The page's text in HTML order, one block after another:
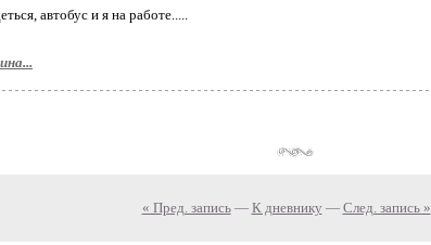
автобус и я на работе.....
« Пред. запись— К дневнику — След. запись »